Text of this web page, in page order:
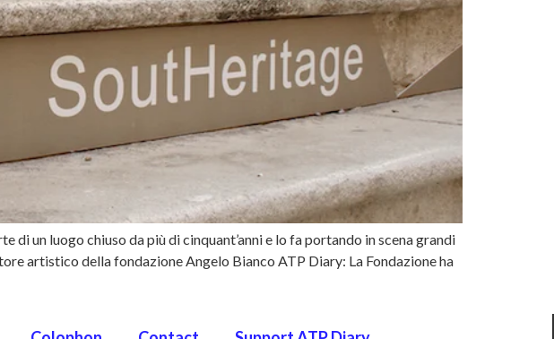
di un luogo chiuso da più di cinquant’anni e lo fa portando in scena grandi
artistico della fondazione Angelo Bianco ATP Diary: La Fondazione ha